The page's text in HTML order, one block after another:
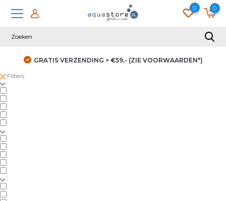
0 0
GRATIS VERZENDING > €59,- (ZIE VOORWAARDEN*)
Filters